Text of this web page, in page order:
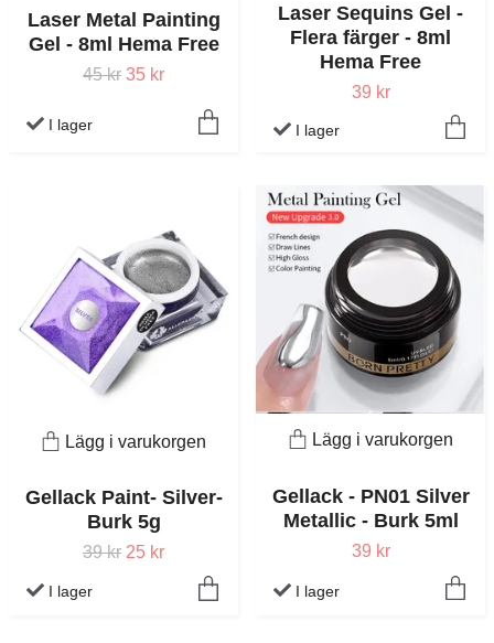
Laser Metal Painting
Gel - 8ml Hema Free
45 kr 35 kr
I lager
Laser Sequins Gel -
Flera färger - 8ml
Hema Free
39 kr
I lager
Lägg i varukorgen
Gellack Paint- Silver-
Burk 5g
39 kr 25 kr
I lager
Lägg i varukorgen
Gellack - PN01 Silver
Metallic - Burk 5ml
39 kr
I lager